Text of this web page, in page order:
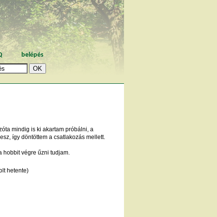
belépés
mindig is ki akartam próbálni, a
így döntöttem a csatlakozás mellett.
hobbit végre űzni tudjam.
hetente)